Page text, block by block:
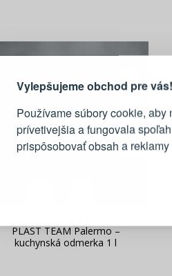
Vylepšujeme obchod pre vás!
Používame súbory cookie,
prívetivejšia a fungovala
prispôsobovať obsah a
PLAST TEAM Palermo –
kuchynská odmerka 1 l
Tu je dôvod, prečo sa oplatí
účet
Živý náhľad na zmeny v